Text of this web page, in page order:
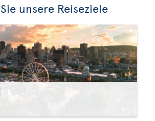
unsere Reiseziele